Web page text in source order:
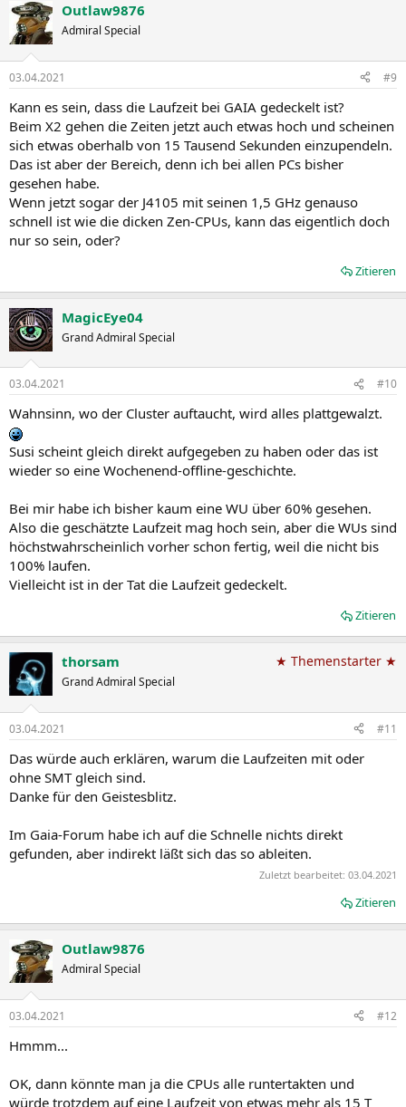
Outlaw9876
Admiral Special
03.04.2021 #9
Kann es sein, dass die Laufzeit bei GAIA gedeckelt ist?
Beim X2 gehen die Zeiten jetzt auch etwas hoch und scheinen
sich etwas oberhalb von 15 Tausend Sekunden einzupendeln.
Das ist aber der Bereich, denn ich bei allen PCs bisher
gesehen habe.
Wenn jetzt sogar der J4105 mit seinen 1,5 GHz genauso
schnell ist wie die dicken Zen-CPUs, kann das eigentlich doch
nur so sein, oder?
Zitieren
MagicEye04
Grand Admiral Special
03.04.2021 #10
Wahnsinn, wo der Cluster auftaucht, wird alles plattgewalzt.
Susi scheint gleich direkt aufgegeben zu haben oder das ist
wieder so eine Wochenend-offline-geschichte.
Bei mir habe ich bisher kaum eine WU über 60% gesehen.
Also die geschätzte Laufzeit mag hoch sein, aber die WUs sind
höchstwahrscheinlich vorher schon fertig, weil die nicht bis
100% laufen.
Vielleicht ist in der Tat die Laufzeit gedeckelt.
Zitieren
thorsam
Grand Admiral Special
★ Themenstarter ★
03.04.2021 #11
Das würde auch erklären, warum die Laufzeiten mit oder
ohne SMT gleich sind.
Danke für den Geistesblitz.
Im Gaia-Forum habe ich auf die Schnelle nichts direkt
gefunden, aber indirekt läßt sich das so ableiten.
Zuletzt bearbeitet: 03.04.2021
Zitieren
Outlaw9876
Admiral Special
03.04.2021 #12
Hmmm...
OK, dann könnte man ja die CPUs alle runtertakten und
würde trotzdem auf eine Laufzeit von etwas mehr als 15 T